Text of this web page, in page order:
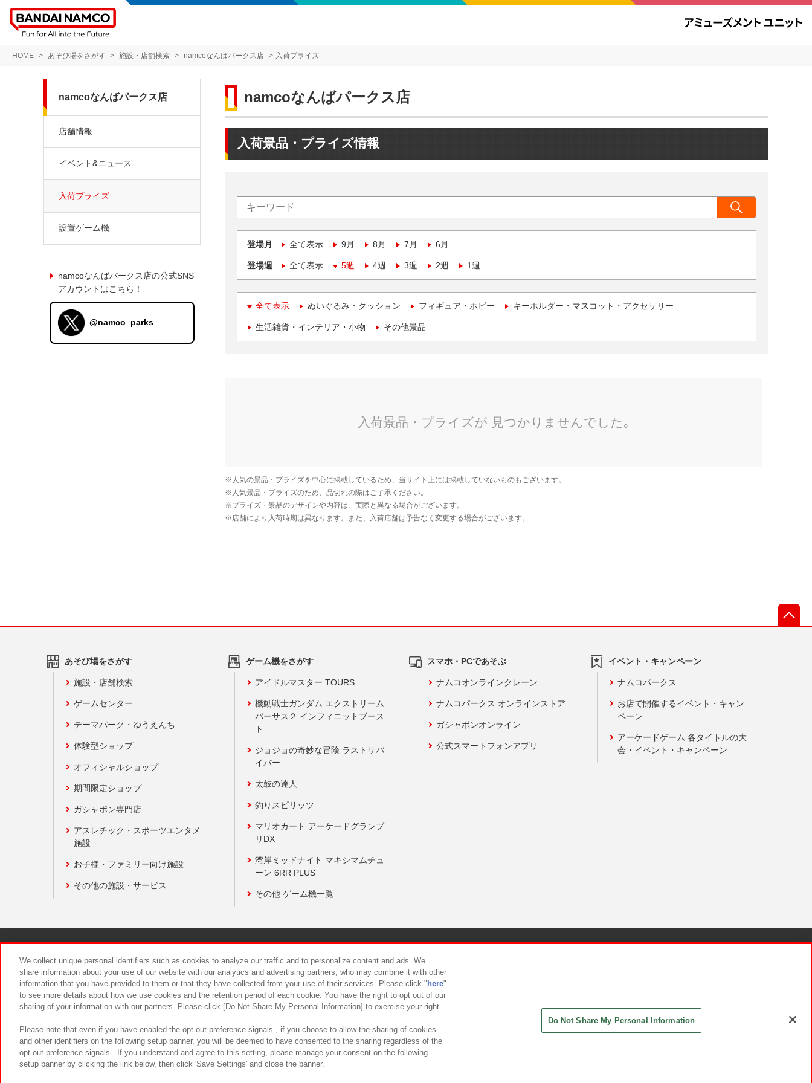
HOME あそび場をさがす 施設・店舗検索 namcoなんばパークス店 入荷プライズ
namcoなんばパークス店
入荷景品・プライズ情報
登場月 全て表示 9月 8月 7月 6月
登場週 全て表示 5週 4週 3週 2週 1週
全て表示 ぬいぐるみ・クッション フィギュア・ホビー キーホルダー・マスコット・アクセサリー
生活雑貨・インテリア・小物 その他景品
namcoなんばパークス店
店舗情報
イベント&ニュース
入荷プライズ
設置ゲーム機
namcoなんばパークス店の公式SNS
アカウントはこちら！
@namco_parks
あそび場をさがす
施設・店舗検索
ゲームセンター
テーマパーク・ゆうえんち
体験型ショップ
オフィシャルショップ
期間限定ショップ
ガシャポン専門店
アスレチック・スポーツエンタメ
施設
お子様・ファミリー向け施設
その他の施設・サービス
ゲーム機をさがす
アイドルマスター TOURS
機動戦士ガンダム エクストリーム
バーサス２ インフィニットブース
ト
ジョジョの奇妙な冒険 ラストサバ
イバー
太鼓の達人
釣りスピリッツ
マリオカート アーケードグランプ
リDX
湾岸ミッドナイト マキシマムチュ
ーン 6RR PLUS
その他 ゲーム機一覧
スマホ・PCであそぶ
ナムコオンラインクレーン
ナムコパークス オンラインストア
ガシャポンオンライン
公式スマートフォンアプリ
イベント・キャンペーン
ナムコパークス
お店で開催するイベント・キャン
ペーン
アーケードゲーム 各タイトルの大
会・イベント・キャンペーン
食品のご提供について カスタマーハラスメント対応方針
We collect unique personal identifiers such as cookies to analyze our traffic and to personalize content and ads. We
share information about your use of our website with our analytics and advertising partners, who may combine it with other
information that you have provided to them or that they have collected from your use of their services. Please click " here"
to see more details about how we use cookies and the retention period of each cookie. You have the right to opt out of our
sharing of your information with our partners. Please click [Do Not Share My Personal Information] to exercise your right.
Please note that even if you have enabled the opt-out preference signals , if you choose to allow the sharing of cookies
and other identifiers on the following setup banner, you will be deemed to have consented to the sharing regardless of the
opt-out preference signals . If you understand and agree to this setting, please manage your consent on the following
setup banner by clicking the link below, then click 'Save Settings' and close the banner.
Do Not Share My Personal Information